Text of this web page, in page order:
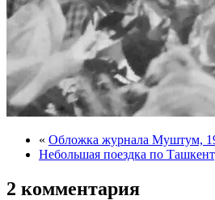
« Обложка журнала Муштум,
Небольшая поездка по
2 комментария